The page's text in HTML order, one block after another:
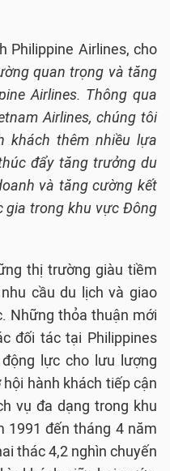
Philippine Airlines, cho
quan trọng và tăng
Airlines. Thông qua
Airlines, chúng tôi
khách thêm nhiều lựa
đẩy tăng trưởng du
và tăng cường kết
gia trong khu vực Đông
thị trường giàu tiềm
cầu du lịch và giao
Những thỏa thuận mới
đối tác tại Philippines
lực cho lưu lượng
hành khách tiếp cận
vụ đa dạng trong khu
1991 đến tháng 4 năm
thác 4,2 nghìn chuyến